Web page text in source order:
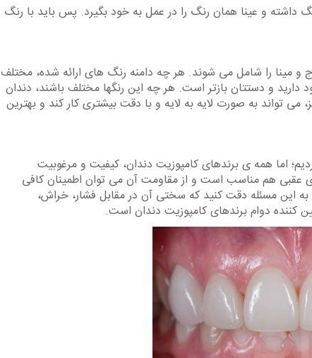
داشته و عینا همان رنگ را در عمل به خود بگیرد. پس باید با رنگ
و مینا را شامل می شوند. هر چه دامنه رنگ های ارائه شده، مختلف
و دستتان بازتر است. هر چه این رنگها مختلف باشند، دندان
تواند به صورت لایه به لایه و با دقت بیشتری کار کند و بهترین
اما همه ی برندهای کامپوزیت دندان، کیفیت و مرغوبیت
عقبی هم مناسب است و از مقاومت آن می توان اطمینان کافی
این مسئله دقت کنید که سختی آن در مقابل فشار، خراش،
دوام برندهای کامپوزیت دندان است.